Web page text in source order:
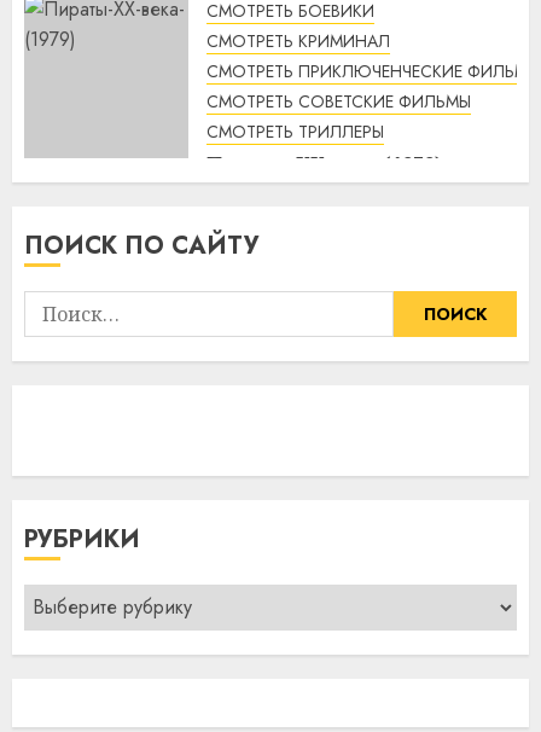
Свой среди чужих, чужой
среди своих (1974 г.)
смотреть онлайн
4:33 10.08.2026
СМОТРЕТЬ БОЕВИКИ
СМОТРЕТЬ КРИМИНАЛ
СМОТРЕТЬ ПРИКЛЮЧЕНЧЕСКИЕ ФИЛЬМЫ
СМОТРЕТЬ СОВЕТСКИЕ ФИЛЬМЫ
СМОТРЕТЬ ТРИЛЛЕРЫ
Пираты ХХ века (1979)
смотреть онлайн
ПОИСК ПО САЙТУ
Найти:
РУБРИКИ
Рубрики